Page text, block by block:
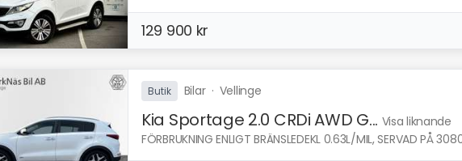
129 900 kr
Butik Bilar· Vellinge
Kia Sportage 2.0 CRDi AWD G... Visa liknande
FÖRBRUKNING ENLIGT BRÄNSLEDEKL 0.63L/MIL, SERVAD PÅ